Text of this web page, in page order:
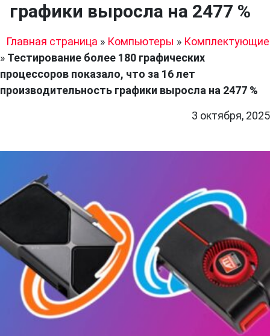
графики выросла на 2477 %
Главная страница » Компьютеры » Комплектующие
» Тестирование более 180 графических
процессоров показало, что за 16 лет
производительность графики выросла на 2477 %
3 октября, 2025